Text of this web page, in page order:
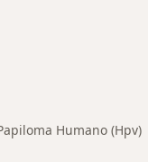
Humano (Hpv)